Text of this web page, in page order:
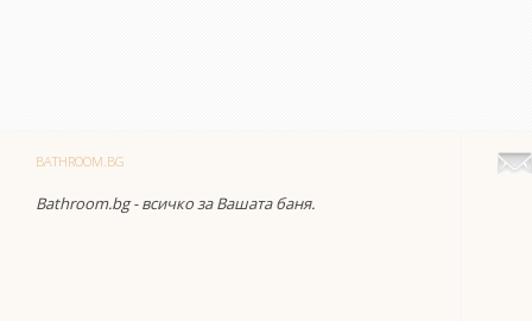
BATHROOM.BG
Bathroom.bg - всичко за Вашата баня.